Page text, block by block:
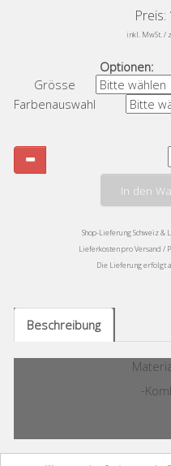
Preis:
inkl. MwSt. /
Optionen:
Grösse
Farbenauswahl
In den
Shop-Lieferung Schweiz &
Lieferkosten pro Versand /
Die Lieferung erfolgt
Beschreibung
-